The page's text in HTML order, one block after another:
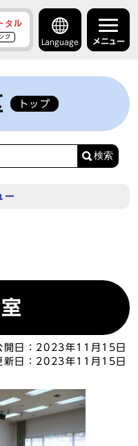
タル
ク
Language メニュー
トップ
検索
ー
開日： 2023年11月15日
新日： 2023年11月15日